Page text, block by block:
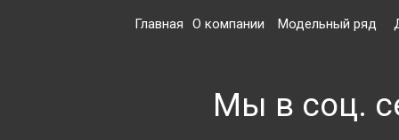
Главная О компании Модельный ряд
Мы в соц.